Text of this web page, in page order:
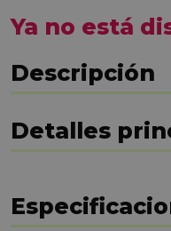
Ya no está
Descripción
Detalles